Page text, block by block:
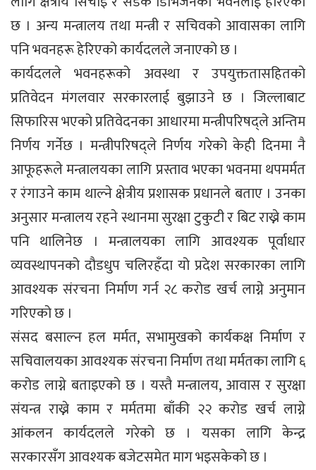
छ । अन्य मन्त्रालय तथा मन्त्री र सचिवको आवासका लागि
पनि भवनहरू हेरिएको कार्यदलले जनाएको छ ।
कार्यदलले भवनहरूको अवस्था र उपयुक्ततासहितको
प्रतिवेदन मंगलवार सरकारलाई बुझाउने छ । जिल्लाबाट
सिफारिस भएको प्रतिवेदनका आधारमा मन्त्रीपरिषद्ले अन्तिम
निर्णय गर्नेछ । मन्त्रीपरिषद्ले निर्णय गरेको केही दिनमा नै
आफूहरूले मन्त्रालयका लागि प्रस्ताव भएका भवनमा थपमर्मत
र रंगाउने काम थाल्ने क्षेत्रीय प्रशासक प्रधानले बताए । उनका
अनुसार मन्त्रालय रहने स्थानमा सुरक्षा टुकुटी र बिट राख्ने काम
पनि थालिनेछ । मन्त्रालयका लागि आवश्यक पूर्वाधार
व्यवस्थापनको दौडधुप चलिरहँदा यो प्रदेश सरकारका लागि
आवश्यक संरचना निर्माण गर्न २८ करोड खर्च लाग्ने अनुमान
गरिएको छ ।
संसद बसाल्न हल मर्मत, सभामुखको कार्यकक्ष निर्माण र
सचिवालयका आवश्यक संरचना निर्माण तथा मर्मतका लागि ६
करोड लाग्ने बताइएको छ । यस्तै मन्त्रालय, आवास र सुरक्षा
संयन्त्र राख्ने काम र मर्मतमा बाँकी २२ करोड खर्च लाग्ने
आंकलन कार्यदलले गरेको छ । यसका लागि केन्द्र
सरकारसँग आवश्यक बजेटसमेत माग भइसकेको छ ।